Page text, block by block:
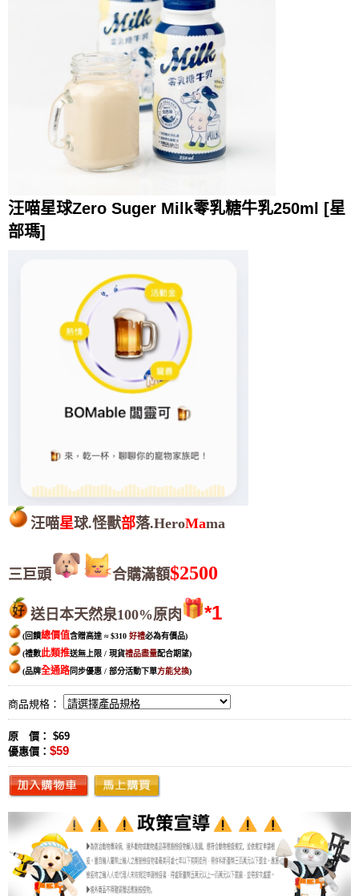
汪喵星球Zero Suger Milk零乳糖牛乳250ml [星
部瑪]
汪喵星球.怪獸部落.HeroMama
三巨頭 合購滿額$2500
送日本天然泉100%原肉 *1
(回饋總價值含贈高達 ≈$310 好禮必為有價品)
(禮數此類推送無上限 / 現貨禮品盡量配合期望)
(品牌全通路同步優惠 / 部分活動下單方能兌換)
商品規格：
原 價： $69
優惠價： $59